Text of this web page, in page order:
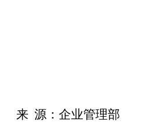
来 源：企业管理部